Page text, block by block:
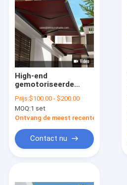
Over ons
Fabriekstocht
Kwaliteitscontrole
Nieuws
Vraag een offerte
High-end
gemotoriseerde
luifel Premium
Outdoor
terugtrekbaar
afstandsbediening
Prijs:$100.00 - $200.00
MOQ:1 set
Ontvang de meest recente Prijs
Contact nu